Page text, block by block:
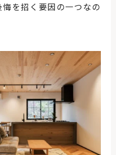
を招く要因の一つなの